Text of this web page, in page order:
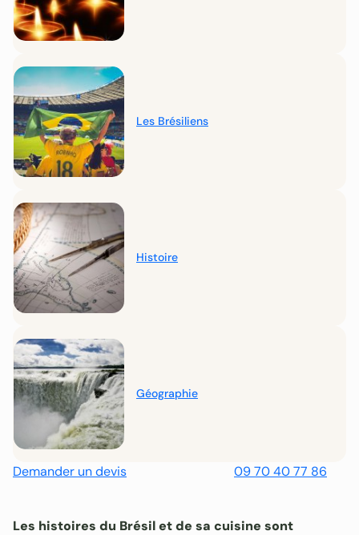
Les histoires du Brésil et de sa cuisine sont
Les Brésiliens
Histoire
Géographie
Demander un devis 09 70 40 77 86